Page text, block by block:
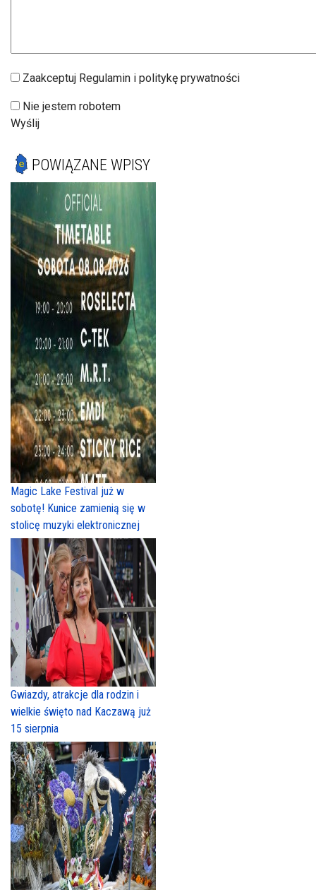
Zaakceptuj Regulamin i politykę prywatności
Nie jestem robotem
Wyślij
POWIĄZANE WPISY
Magic Lake Festival już w
sobotę! Kunice zamienią się w
stolicę muzyki elektronicznej
Gwiazdy, atrakcje dla rodzin i
wielkie święto nad Kaczawą już
15 sierpnia